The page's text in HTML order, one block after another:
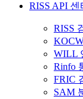
RISS API 센
RISS
WILL
Rinfo
FRIC
SAM